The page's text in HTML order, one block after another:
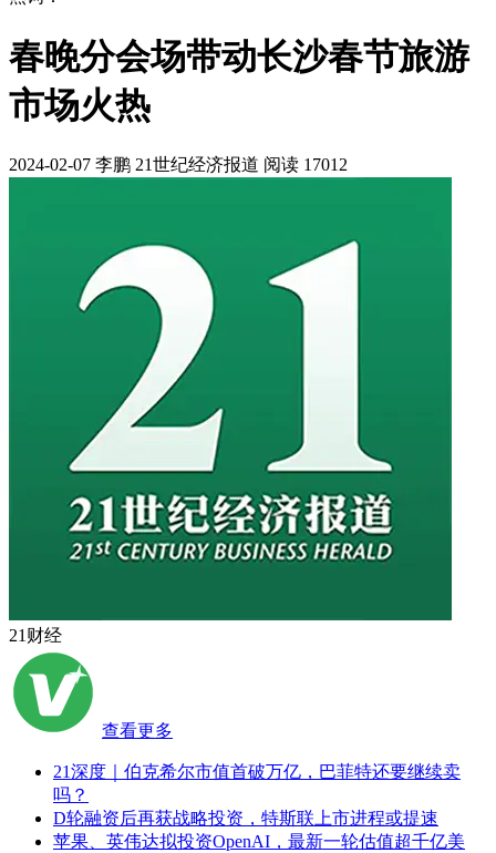
春晚分会场带动长沙春节旅游
市场火热
2024-02-07 李鹏 21世纪经济报道 阅读 17012
21财经
查看更多
21深度｜伯克希尔市值首破万亿，巴菲特还要继续卖
吗？
D轮融资后再获战略投资，特斯联上市进程或提速
苹果、英伟达拟投资OpenAI，最新一轮估值超千亿美